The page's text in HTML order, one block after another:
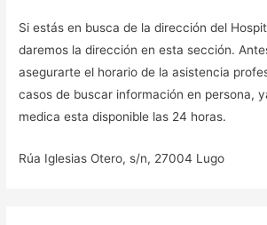
Si estás en busca de la dirección del
daremos la dirección en esta sección.
asegurarte el horario de la asistencia
casos de buscar información en persona,
medica esta disponible las 24 horas.
Rúa Iglesias Otero, s/n, 27004 Lugo